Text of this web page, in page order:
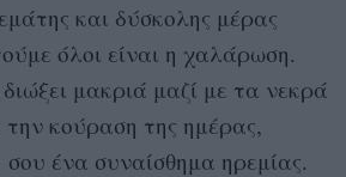
και δύσκολης μέρας
όλοι είναι η χαλάρωση.
μακριά μαζί με τα νεκρά
κούραση της ημέρας,
ένα συναίσθημα ηρεμίας.